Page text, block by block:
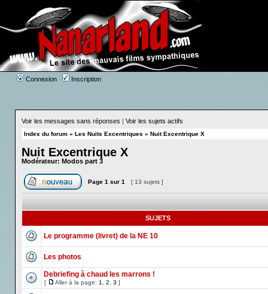
Connexion Inscription
Voir les messages sans réponses | Voir les sujets actifs
Index du forum » Les Nuits Excentriques » Nuit Excentrique X
Nuit Excentrique X
Modérateur: Modos part 3
Page 1 sur 1 [ 13 sujets ]
SUJETS
Le programme (livret) de la NE 10
Les photos
Debriefing à chaud les marrons !
[ Aller à la page: 1 2 3 ]